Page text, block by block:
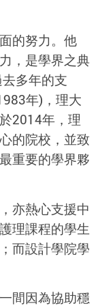
的努力。他
，是學界之典
多年的支
年)，理大
2014年，理
的院校，並致
重要的學界夥
亦熱心支援中
理課程的學生
而設計學院學
間因為協助穩